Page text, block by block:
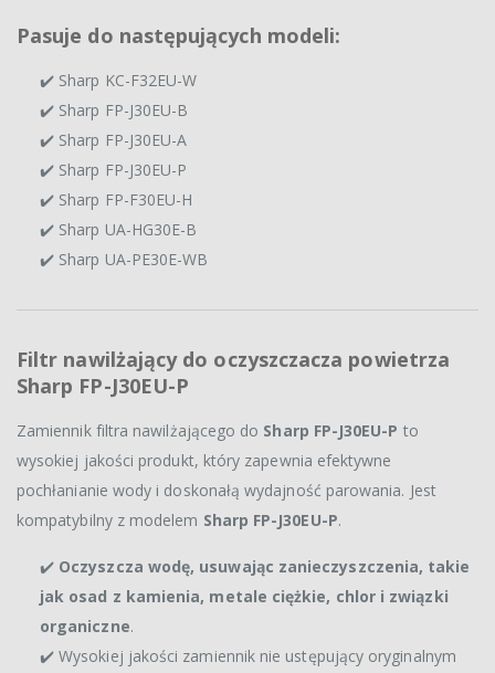
Pasuje do następujących modeli:
✔️ Sharp KC-F32EU-W
✔️ Sharp FP-J30EU-B
✔️ Sharp FP-J30EU-A
✔️ Sharp FP-J30EU-P
✔️ Sharp FP-F30EU-H
✔️ Sharp UA-HG30E-B
✔️ Sharp UA-PE30E-WB
Filtr nawilżający do oczyszczacza powietrza
Sharp FP-J30EU-P
Zamiennik filtra nawilżającego do Sharp FP-J30EU-P to
wysokiej jakości produkt, który zapewnia efektywne
pochłanianie wody i doskonałą wydajność parowania. Jest
kompatybilny z modelem Sharp FP-J30EU-P.
✔️ Oczyszcza wodę, usuwając zanieczyszczenia, takie
jak osad z kamienia, metale ciężkie, chlor i związki
organiczne.
✔️ Wysokiej jakości zamiennik nie ustępujący oryginalnym